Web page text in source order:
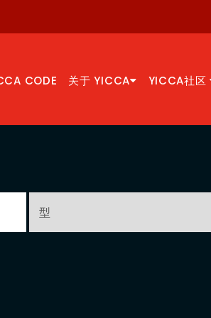
CODE 关于 YICCA YICCA社区